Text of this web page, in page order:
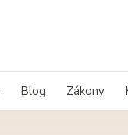
Blog Zákony